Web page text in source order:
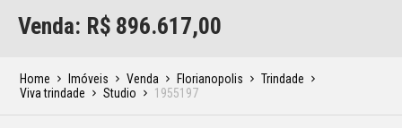
Venda: R$ 896.617,00
Home Imóveis Venda Florianopolis
Trindade
Viva trindade
Studio 1955197